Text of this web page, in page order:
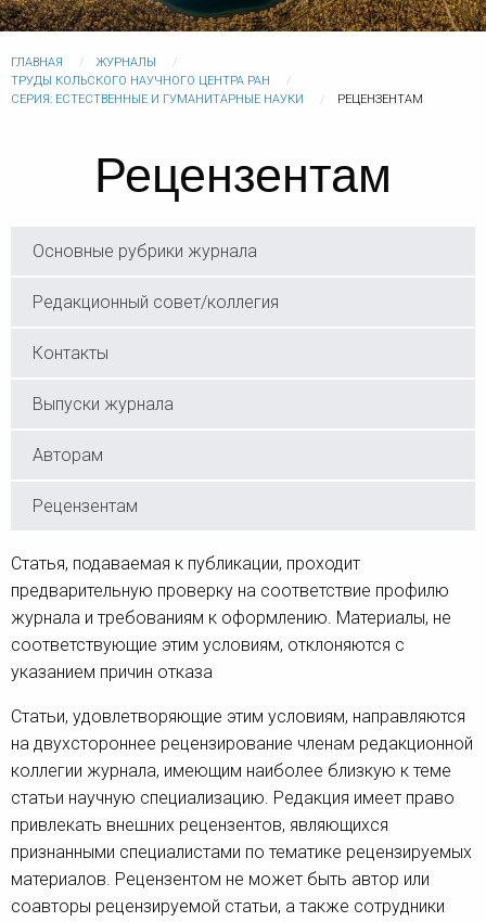
ГЛАВНАЯ
ЖУРНАЛЫ
ТРУДЫ КОЛЬСКОГО НАУЧНОГО ЦЕНТРА РАН
СЕРИЯ: ЕСТЕСТВЕННЫЕ И ГУМАНИТАРНЫЕ НАУКИ
РЕЦЕНЗЕНТАМ
Рецензентам
Основные рубрики журнала
Редакционный совет/коллегия
Контакты
Выпуски журнала
Авторам
Рецензентам
Статья, подаваемая к публикации, проходит
предварительную проверку на соответствие профилю
журнала и требованиям к оформлению. Материалы, не
соответствующие этим условиям, отклоняются с
указанием причин отказа
Статьи, удовлетворяющие этим условиям, направляются
на двухстороннее рецензирование членам редакционной
коллегии журнала, имеющим наиболее близкую к теме
статьи научную специализацию. Редакция имеет право
привлекать внешних рецензентов, являющихся
признанными специалистами по тематике рецензируемых
материалов. Рецензентом не может быть автор или
соавторы рецензируемой статьи, а также сотрудники